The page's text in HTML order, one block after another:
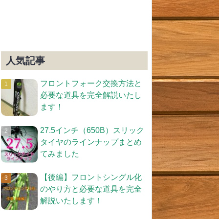
人気記事
フロントフォーク交換方法と
必要な道具を完全解説いたし
ます！
27.5インチ（650B）スリック
タイヤのラインナップまとめ
てみました
【後編】フロントシングル化
のやり方と必要な道具を完全
解説いたします！